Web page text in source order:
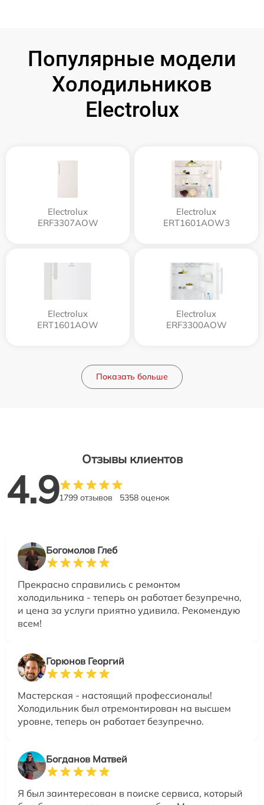
Популярные модели
Холодильников
Electrolux
Electrolux
ERF3307AOW
Electrolux
ERT1601AOW3
Electrolux
ERT1601AOW
Electrolux
ERF3300AOW
Показать больше
Отзывы клиентов
4.91799 отзывов 5358 оценок
Богомолов Глеб
Прекрасно справились с ремонтом
холодильника - теперь он работает безупречно,
и цена за услуги приятно удивила. Рекомендую
всем!
Горюнов Георгий
Мастерская - настоящий профессионалы!
Холодильник был отремонтирован на высшем
уровне, теперь он работает безупречно.
Богданов Матвей
Я был заинтересован в поиске сервиса, который